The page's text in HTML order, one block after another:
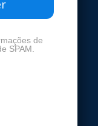
de
SPAM.